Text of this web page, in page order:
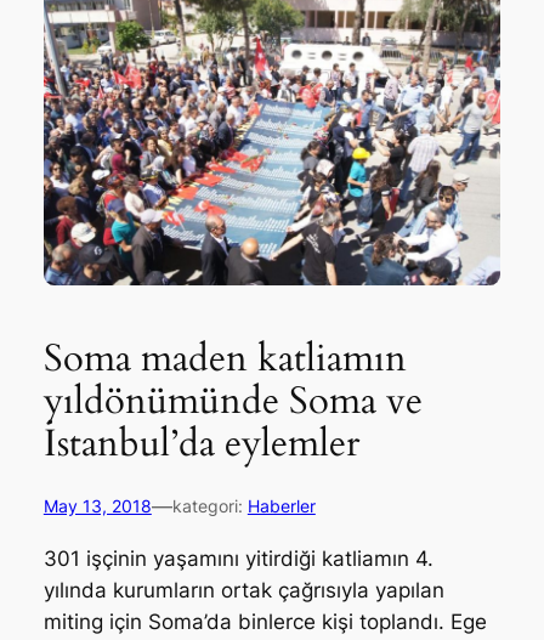
Soma maden katliamın
yıldönümünde Soma ve
İstanbul’da eylemler
May 13, 2018—kategori: Haberler
301 işçinin yaşamını yitirdiği katliamın 4.
yılında kurumların ortak çağrısıyla yapılan
miting için Soma’da binlerce kişi toplandı. Ege